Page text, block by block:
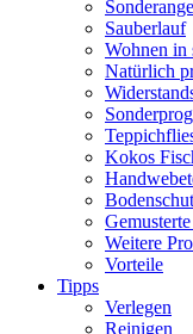
Sauberlauf
Wohnen in
Natürlich
Kokos
Weitere
Vorteile
Tipps
Verlegen
Reinigen